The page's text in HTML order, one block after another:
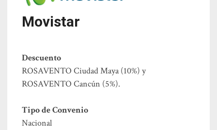
Movistar
Descuento
ROSAVENTO Ciudad Maya (10%) y
ROSAVENTO Cancún (5%).
Tipo de Convenio
Nacional